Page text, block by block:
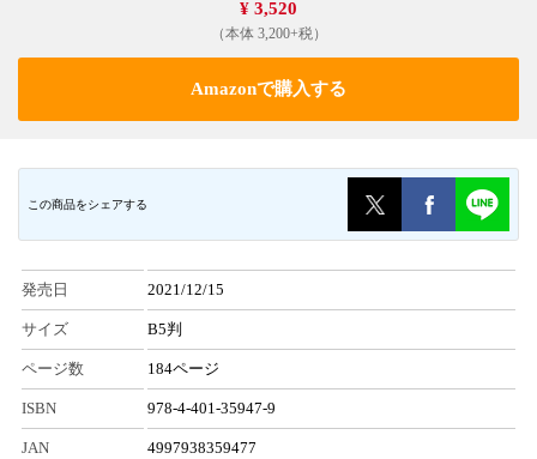
¥ 3,520
（本体 3,200+税）
Amazonで購入する
この商品をシェアする
発売日 2021/12/15
サイズ B5判
ページ数 184ページ
ISBN 978-4-401-35947-9
JAN 4997938359477